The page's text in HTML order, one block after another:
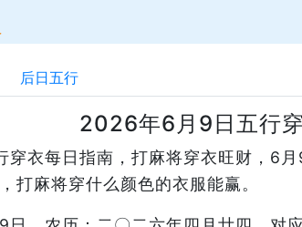
后日五行
2026年6月9日五行
衣每日指南，打麻将穿衣旺财，6
打麻将穿什么颜色的衣服能赢。